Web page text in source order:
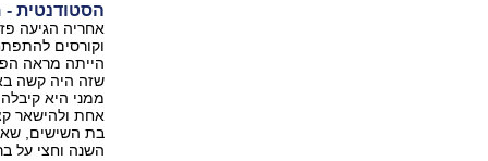
הסטודנטית
אחריה הגיעה
וקורסים
הייתה מראה
שזה היה קשה
ממני היא
אחת ולהישאר
השנה וחצי על